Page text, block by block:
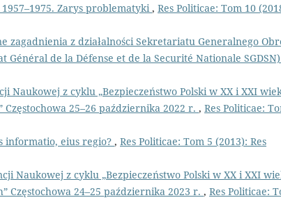
Zarys problematyki, Res Politicae: Tom 10
zagadnienia z działalności Sekretariatu Generalnego
de la Défense et de la Securité Nationale
Naukowej z cyklu „Bezpieczeństwo Polski w XX i XXI
25–26 października 2022 r. , Res Politicae:
informatio, eius regio? , Res Politicae: Tom 5 (2013): Res
Naukowej z cyklu „Bezpieczeństwo Polski w XX i XXI
Częstochowa 24–25 października 2023 r. , Res Politicae: